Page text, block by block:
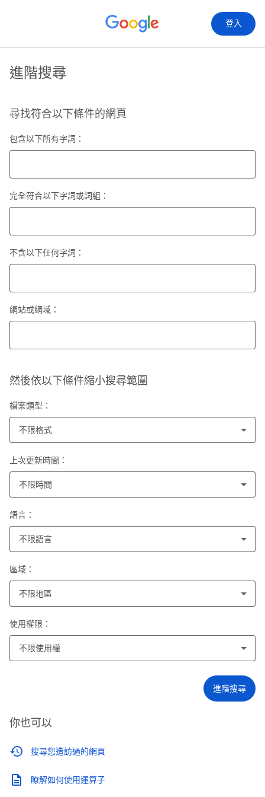
登入
進階搜尋
尋找符合以下條件的網頁
包含以下所有字詞：
完全符合以下字詞或詞組：
不含以下任何字詞：
網站或網域：
然後依以下條件縮小搜尋範圍
檔案類型：
不限格式
上次更新時間：
不限時間
語言：
不限語言
區域：
不限地區
使用權限：
不限使用權
進階搜尋
你也可以
搜尋您造訪過的網頁
瞭解如何使用運算子